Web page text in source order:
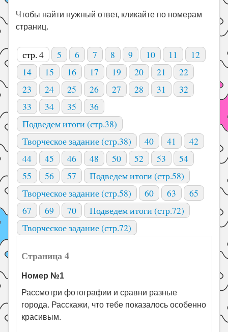
Чтобы найти нужный ответ, кликайте по номерам
страниц.
стр. 4 5 6 7 8 9 10 11
12
14
15 16 17 19 20 21
22
23
24 25 26 27 28 31
32
33
34 35
36
Подведем итоги (стр.38)
Творческое задание (стр.38)
40 41
42
44
45 46 48 50 52 53
54
55
56 57
Подведем итоги (стр.58)
Творческое задание (стр.58)
60 63
65
67
69 70
Подведем итоги (стр.72)
Творческое задание (стр.72)
Страница 4
Номер №1
Рассмотри фотографии и сравни разные
города. Расскажи, что тебе показалось особенно
красивым.